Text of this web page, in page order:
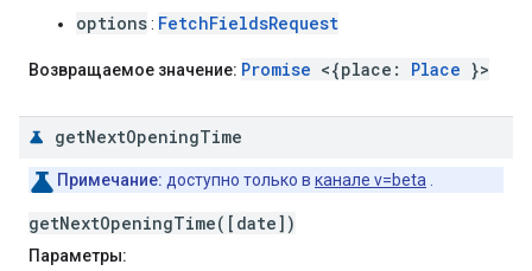
options: FetchFieldsRequest
Возвращаемое значение: Promise <{place: Place }>
getNextOpeningTime
Примечание: доступно только в канале v=beta
getNextOpeningTime([date])
Параметры: